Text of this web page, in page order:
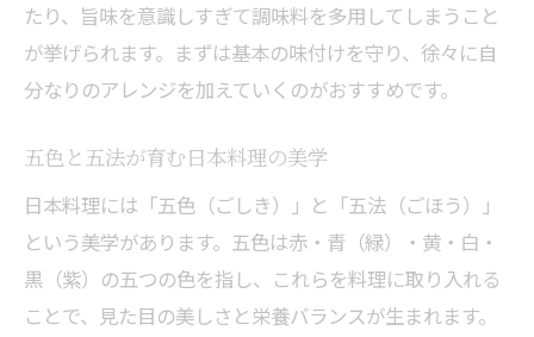
たり、旨味を意識しすぎて調味料を多用してしまうこと
が挙げられます。まずは基本の味付けを守り、徐々に自
分なりのアレンジを加えていくのがおすすめです。
五色と五法が育む日本料理の美学
日本料理には「五色（ごしき）」と「五法（ごほう）」
という美学があります。五色は赤・青（緑）・黄・白・
黒（紫）の五つの色を指し、これらを料理に取り入れる
ことで、見た目の美しさと栄養バランスが生まれます。